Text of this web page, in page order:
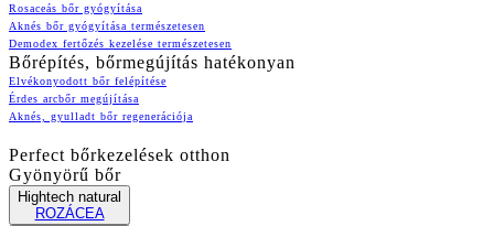
Rosaceás bőr gyógyítása
Aknés bőr gyógyítása természetesen
Demodex fertőzés kezelése természetesen
Bőrépítés, bőrmegújítás hatékonyan
Elvékonyodott bőr felépítése
Érdes arcbőr megújítása
Aknés, gyulladt bőr regenerációja
Perfect bőrkezelések otthon
Gyönyörű bőr
Hightech natural
ROZÁCEA